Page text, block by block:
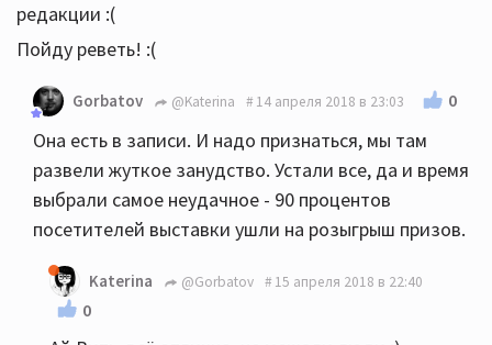
редакции :(
Пойду реветь! :(
Gorbatov @Katerina 14 апреля 2018 в 23:03 0
Она есть в записи. И надо признаться, мы там
развели жуткое занудство. Устали все, да и время
выбрали самое неудачное - 90 процентов
посетителей выставки ушли на розыгрыш призов.
Katerina @Gorbatov 15 апреля 2018 в 22:40
0